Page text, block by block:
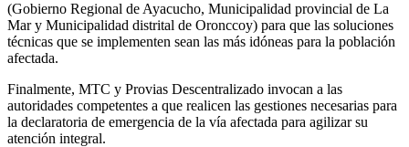
(Gobierno Regional de Ayacucho, Municipalidad provincial de La
Mar y Municipalidad distrital de Oronccoy) para que las soluciones
técnicas que se implementen sean las más idóneas para la población
afectada.
Finalmente, MTC y Provias Descentralizado invocan a las
autoridades competentes a que realicen las gestiones necesarias para
la declaratoria de emergencia de la vía afectada para agilizar su
atención integral.